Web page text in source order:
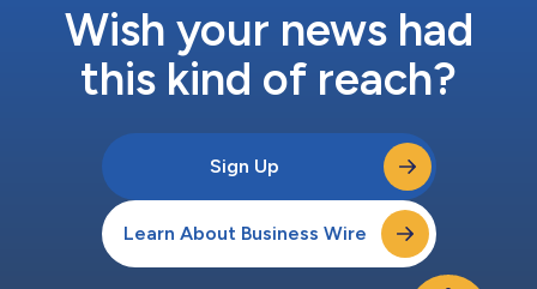
Wish your news had
this kind of reach?
Sign Up
Learn About Business Wire